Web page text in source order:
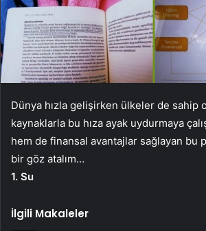
Dünya hızla gelişirken ülkeler de sahip
kaynaklarla bu hıza ayak uydurmaya
hem de finansal avantajlar sağlayan bu
bir göz atalım…
1. Su
İlgili Makaleler